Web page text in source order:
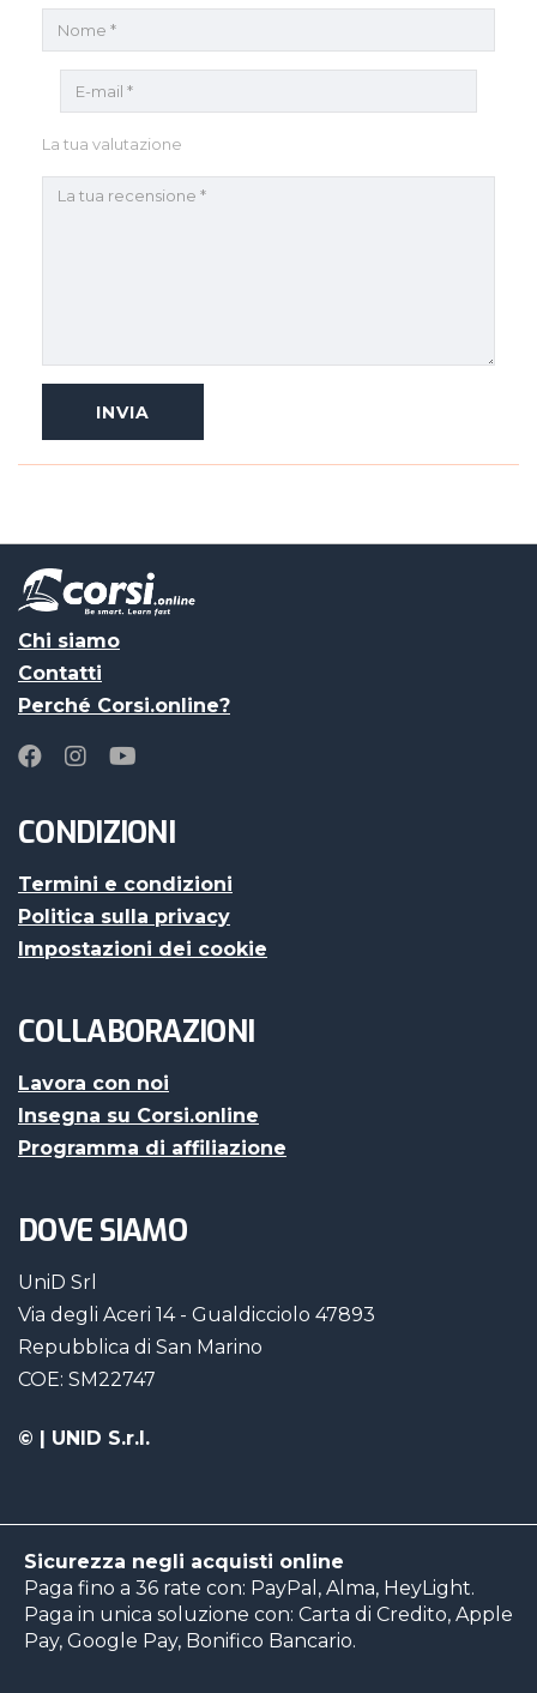
La tua valutazione
Chi siamo
Contatti
Perché Corsi.online?
CONDIZIONI
Termini e condizioni
Politica sulla privacy
Impostazioni dei cookie
COLLABORAZIONI
Lavora con noi
Insegna su Corsi.online
Programma di affiliazione
DOVE SIAMO
UniD Srl
Via degli Aceri 14 - Gualdicciolo 47893
Repubblica di San Marino
COE: SM22747
© | UNID S.r.l.
Sicurezza negli acquisti online
Paga fino a 36 rate con: PayPal, Alma, HeyLight.
Paga in unica soluzione con: Carta di Credito, Apple
Pay, Google Pay, Bonifico Bancario.